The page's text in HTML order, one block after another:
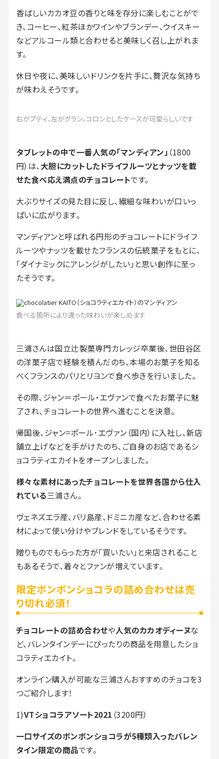
香ばしいカカオ豆の香りと味を存分に楽しむことがで
き、コーヒー、紅茶ほかワインやブランデー、ウイスキー
などアルコール類と合わせると美味しく召し上がれま
す。
休日や夜に、美味しいドリンクを片手に、贅沢な気持ち
が味わえそうです。
右がプティ、左がグラン。コロンとしたケースが可愛らしいです
タブレットの中で一番人気の「マンディアン」 （1800
円）は、大胆にカットしたドライフルーツとナッツを載
せた食べ応え満点のチョコレートです。
大ぶりサイズの見た目に反し、繊細な味わいが口いっ
ぱいに広がります。
マンディアンと呼ばれる円形のチョコレートにドライフ
ルーツやナッツを載せたフランスの伝統菓子をもとに、
「ダイナミックにアレンジがしたい」と思い創作に至っ
たそうです。
食べる箇所により違った味わいが楽しめます
三浦さんは国立辻製菓専門カレッジ卒業後、世田谷区
の洋菓子店で経験を積んだのち、本場のお菓子を知る
べくフランスのパリとリヨンで食べ歩きを行いました。
その際、ジャン＝ポール・エヴァンで食べたお菓子に魅
了され、チョコレートの世界へ進むことを決意。
帰国後、ジャン=ポール･エヴァン（国内）に入社し、新店
舗立上げなどを手がけたのち、ご自身のお店であるシ
ョコラティエカイトをオープンしました。
様々な素材にあったチョコレートを世界各国から仕入
れている三浦さん。
ヴェネズエラ産、バリ島産、ドミニカ産など、合わせる素
材によって使い分けやブレンドをしているそうです。
贈りものでもらった方が「買いたい」と来店されること
もあるそうで、着々とファンが増えています。
限定ボンボンショコラの詰め合わせは売
り切れ必須！
チョコレートの詰め合わせや人気のカカオディーヌな
ど、バレンタインデーにぴったりの商品を用意したショ
コラティエカイト。
オンライン購入が可能な三浦さんおすすめのチョコを3
つご紹介します！
1)VTショコラアソート2021 （3200円）
一口サイズのボンボンショコラが5種類入ったバレン
タイン限定の商品です。